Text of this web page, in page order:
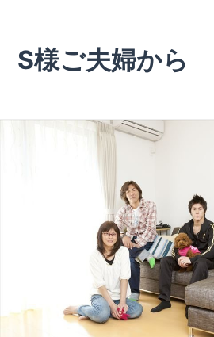
S様ご夫婦から